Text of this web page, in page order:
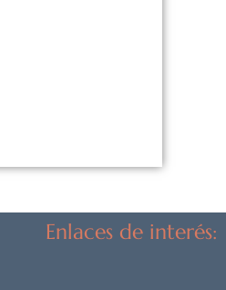
Enlaces de interés: